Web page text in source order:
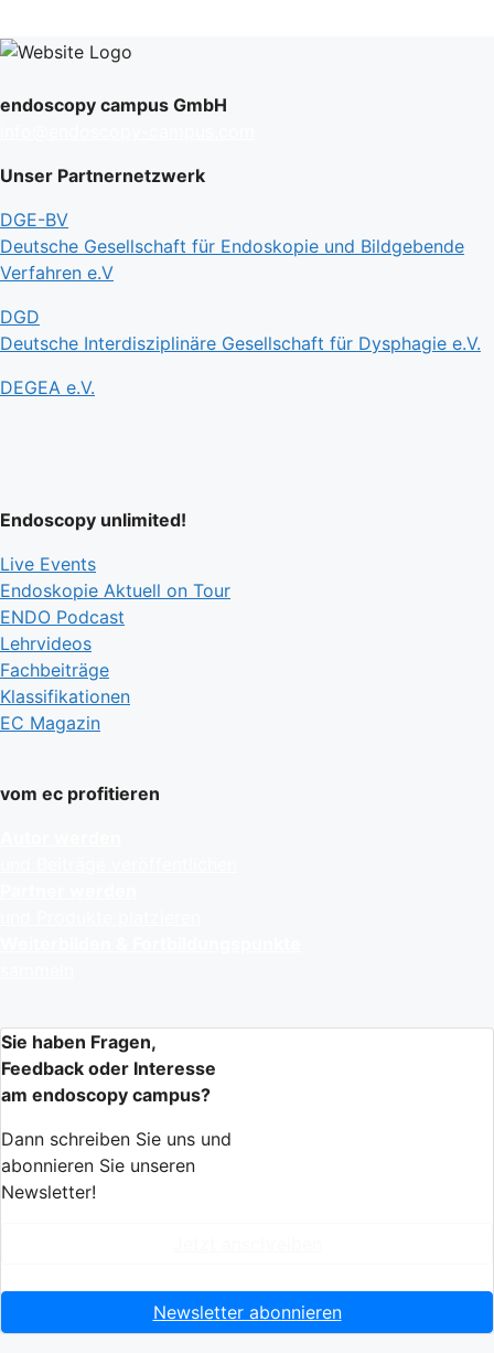
endoscopy campus GmbH
Unser Partnernetzwerk
DGE-BV
Deutsche Gesellschaft für Endoskopie und Bildgebende
Verfahren e.V
DGD
Deutsche Interdisziplinäre Gesellschaft für Dysphagie e.V.
DEGEA e.V.
Endoscopy unlimited!
Live Events
Endoskopie Aktuell on Tour
ENDO Podcast
Lehrvideos
Fachbeiträge
Klassifikationen
EC Magazin
vom ec profitieren
Sie haben Fragen,
Feedback oder Interesse
am endoscopy campus?
Dann schreiben Sie uns und
abonnieren Sie unseren
Newsletter!
Newsletter abonnieren